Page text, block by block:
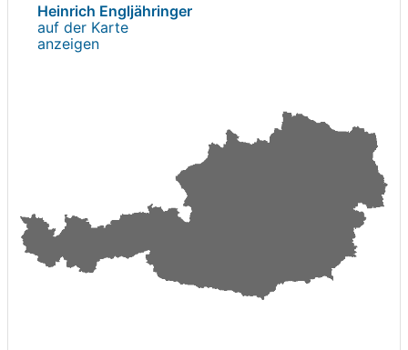
Heinrich Engljähringer
auf der Karte
anzeigen